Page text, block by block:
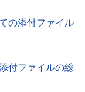
の添付ファイル
付ファイルの総